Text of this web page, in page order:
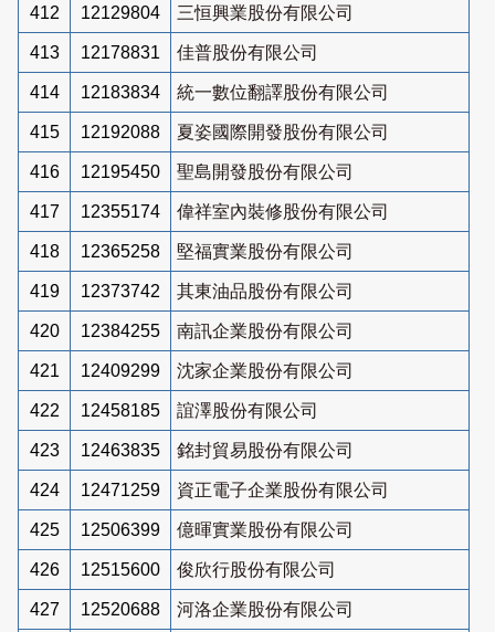
412 12129804 三恒興業股份有限公司
413 12178831 佳普股份有限公司
414 12183834 統一數位翻譯股份有限公司
415 12192088 夏姿國際開發股份有限公司
416 12195450 聖島開發股份有限公司
417 12355174 偉祥室內裝修股份有限公司
418 12365258 堅福實業股份有限公司
419 12373742 其東油品股份有限公司
420 12384255 南訊企業股份有限公司
421 12409299 沈家企業股份有限公司
422 12458185 誼澤股份有限公司
423 12463835 銘封貿易股份有限公司
424 12471259 資正電子企業股份有限公司
425 12506399 億暉實業股份有限公司
426 12515600 俊欣行股份有限公司
427 12520688 河洛企業股份有限公司